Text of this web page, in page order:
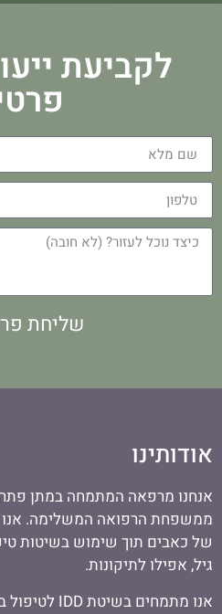
לקביעת
שליחת
אודותינו
אנחנו מרפאה המתמחה במתן
ממשפחת הרפואה המשלימה. אנו
של כאבים תוך שימוש בשיטות
גיל, אפילו לתיקונות.
אנו מתמחים בשיטת IDD לטיפול בכאבי גב ועמוד שדרה.